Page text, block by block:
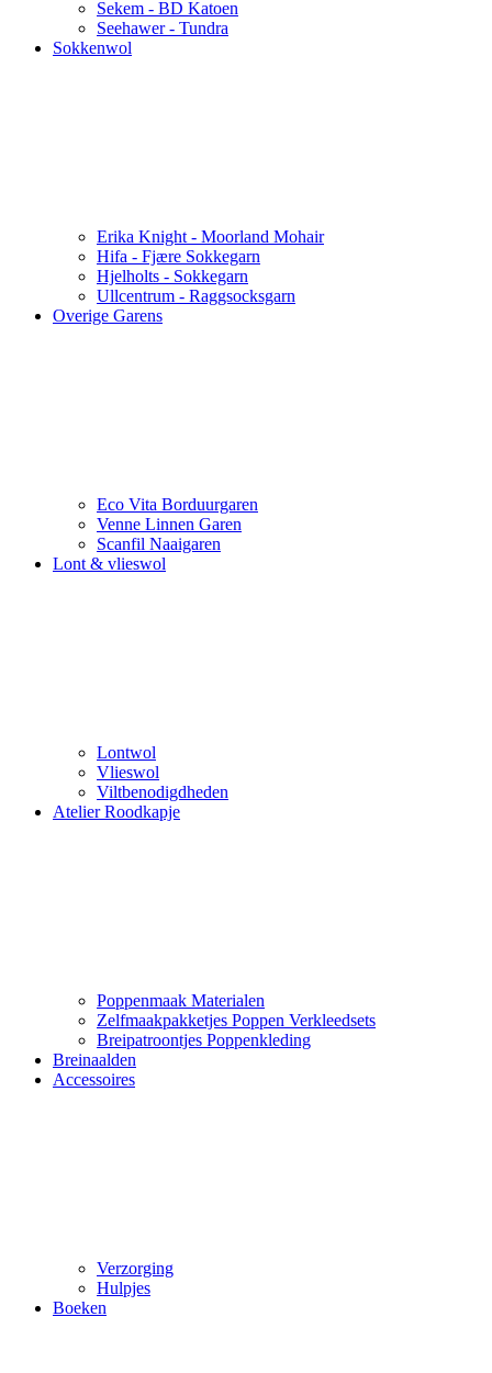
Sekem - BD Katoen
Seehawer - Tundra
Sokkenwol
Erika Knight - Moorland Mohair
Hifa - Fjære Sokkegarn
Hjelholts - Sokkegarn
Ullcentrum - Raggsocksgarn
Overige Garens
Eco Vita Borduurgaren
Venne Linnen Garen
Scanfil Naaigaren
Lont & vlieswol
Lontwol
Vlieswol
Viltbenodigdheden
Atelier Roodkapje
Poppenmaak Materialen
Zelfmaakpakketjes Poppen Verkleedsets
Breipatroontjes Poppenkleding
Breinaalden
Accessoires
Verzorging
Hulpjes
Boeken